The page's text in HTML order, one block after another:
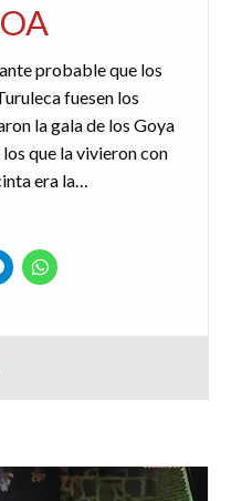
probable que los
fuesen los
la gala de los Goya
que la vivieron con
era la…